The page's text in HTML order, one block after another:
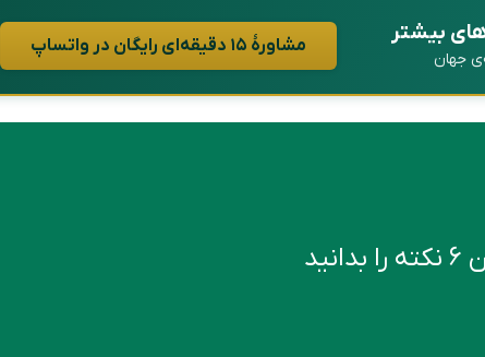
بیشتر
جهان
مشاورهٔ ۱۵ دقیقه‌ای رایگان در واتساپ